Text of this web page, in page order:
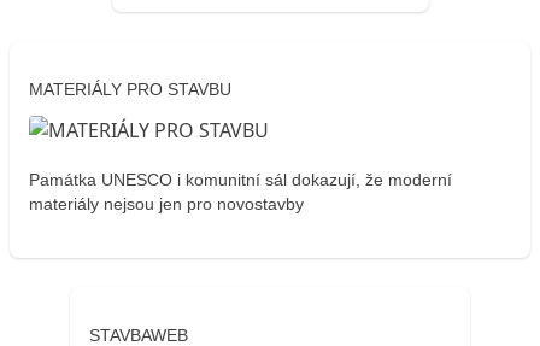
MATERIÁLY PRO STAVBU
Památka UNESCO i komunitní sál dokazují, že moderní
materiály nejsou jen pro novostavby
STAVBAWEB